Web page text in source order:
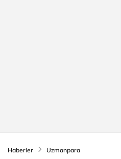
Haberler Uzmanpara